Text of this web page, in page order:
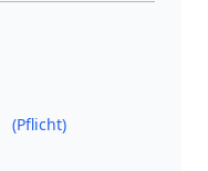
(Pflicht)